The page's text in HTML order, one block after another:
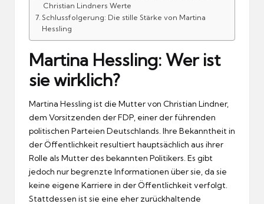
Christian Lindners Werte
Schlussfolgerung: Die stille Stärke von Martina
Hessling
Martina Hessling: Wer ist
sie wirklich?
Martina Hessling ist die Mutter von Christian Lindner,
dem Vorsitzenden der FDP, einer der führenden
politischen Parteien Deutschlands. Ihre Bekanntheit in
der Öffentlichkeit resultiert hauptsächlich aus ihrer
Rolle als Mutter des bekannten Politikers. Es gibt
jedoch nur begrenzte Informationen über sie, da sie
keine eigene Karriere in der Öffentlichkeit verfolgt.
Stattdessen ist sie eine eher zurückhaltende